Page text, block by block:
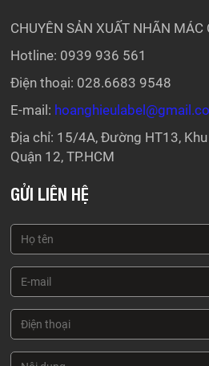
CHUYÊN SẢN XUẤT NHÃN MÁC
Hotline: 0939 936 561
Điện thoại: 028.6683 9548
E-mail:
Địa chỉ: 15/4A, Đường HT13, Khu
Quận 12, TP.HCM
GỬI LIÊN HỆ